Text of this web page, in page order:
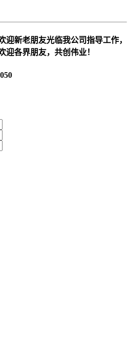
迎新老朋友光临我公司指导工作，
迎各界朋友，共创伟业！